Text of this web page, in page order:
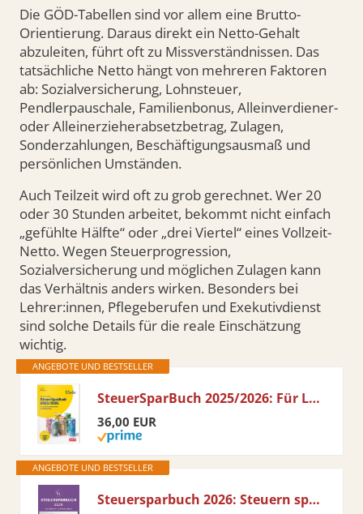
Die GÖD-Tabellen sind vor allem eine Brutto-
Orientierung. Daraus direkt ein Netto-Gehalt
abzuleiten, führt oft zu Missverständnissen. Das
tatsächliche Netto hängt von mehreren Faktoren
ab: Sozialversicherung, Lohnsteuer,
Pendlerpauschale, Familienbonus, Alleinverdiener-
oder Alleinerzieherabsetzbetrag, Zulagen,
Sonderzahlungen, Beschäftigungsausmaß und
persönlichen Umständen.
Auch Teilzeit wird oft zu grob gerechnet. Wer 20
oder 30 Stunden arbeitet, bekommt nicht einfach
„gefühlte Hälfte“ oder „drei Viertel“ eines Vollzeit-
Netto. Wegen Steuerprogression,
Sozialversicherung und möglichen Zulagen kann
das Verhältnis anders wirken. Besonders bei
Lehrer:innen, Pflegeberufen und Exekutivdienst
sind solche Details für die reale Einschätzung
wichtig.
ANGEBOTE UND BESTSELLER
SteuerSparBuch 2025/2026: Für Lohnsteuerzahler:innen und Selbständige
36,00 EUR
ANGEBOTE UND BESTSELLER
Steuersparbuch 2026: Steuern sparen in Österreich